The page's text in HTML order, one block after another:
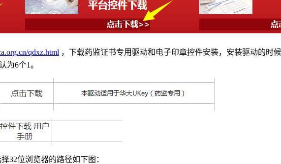
qdxz.html ，下载药监证书专用驱动和电子印章控件安装，安装驱动的时
为6个1。
32位浏览器的路径如下图：